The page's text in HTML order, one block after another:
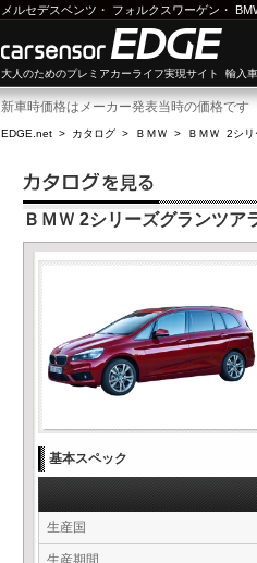
メルセデスベンツ ・ フォルクスワーゲン ・
大人のためのプレミアカーライフ実現サイト 輸入
新車時価格はメーカー発表当時の価格です
EDGE.net > カタログ > ＢＭＷ > ＢＭＷ 2シリ
ＢＭＷ 2シリーズグランツア
基本スペック
生産国
生産期間